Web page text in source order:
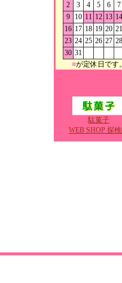
2
3 4 5 6 7
9
10 11 12 13 14
16 17 18 19 20 21
23 24 25 26 27 28
30 31
■が定休日です。
駄菓子
WEB SHOP 探